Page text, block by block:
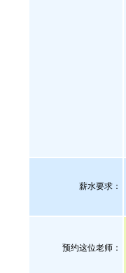
薪水要求：
预约这位老师：